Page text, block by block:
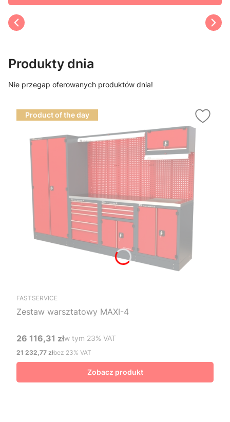
Produkty dnia
Nie przegap oferowanych produktów dnia!
Product of the day
FASTSERVICE
Zestaw warsztatowy MAXI-4
Cena brutto
26 116,31 złw tym %s VAT
w tym 23% VAT
Cena netto
21 232,77 złbez 23% VAT
Zobacz produkt